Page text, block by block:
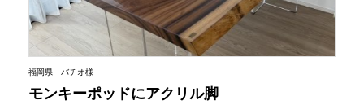
福岡県 バチオ様
モンキーポッドにアクリル脚